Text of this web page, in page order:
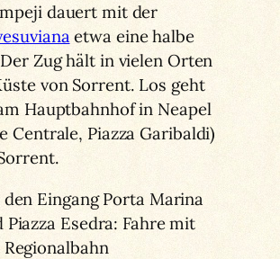
dauert mit der
etwa eine halbe
Zug hält in vielen Orten
von Sorrent. Los geht
Hauptbahnhof in Neapel
Centrale, Piazza Garibaldi)
den Eingang Porta Marina
Piazza Esedra: Fahre mit